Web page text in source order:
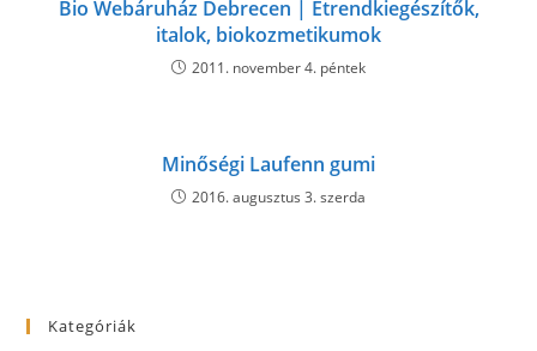
Bio Webáruház Debrecen | Étrendkiegészítők,
italok, biokozmetikumok
2011. november 4. péntek
Minőségi Laufenn gumi
2016. augusztus 3. szerda
Kategóriák